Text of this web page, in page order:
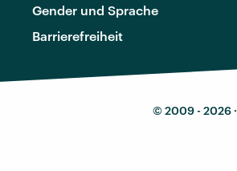
Gender und Sprache
Barrierefreiheit
© 2009 - 2026 ·